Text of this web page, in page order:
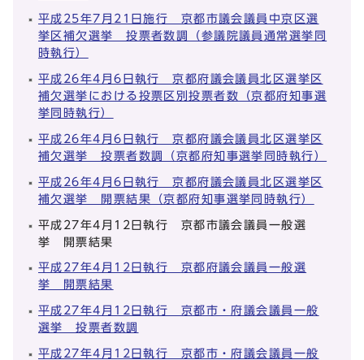
平成25年7月21日施行 京都市議会議員中京区選
挙区補欠選挙 投票者数調（参議院議員通常選挙同
時執行）
平成26年4月6日執行 京都府議会議員北区選挙区
補欠選挙における投票区別投票者数（京都府知事選
挙同時執行）
平成26年4月6日執行 京都府議会議員北区選挙区
補欠選挙 投票者数調（京都府知事選挙同時執行）
平成26年4月6日執行 京都府議会議員北区選挙区
補欠選挙 開票結果（京都府知事選挙同時執行）
平成27年4月12日執行 京都市議会議員一般選
挙 開票結果
平成27年4月12日執行 京都府議会議員一般選
挙 開票結果
平成27年4月12日執行 京都市・府議会議員一般
選挙 投票者数調
平成27年4月12日執行 京都市・府議会議員一般